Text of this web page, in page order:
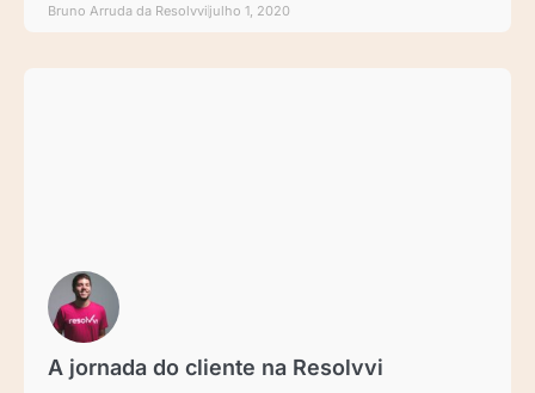
Bruno Arruda da Resolvvi julho 1, 2020
A jornada do cliente na Resolvvi